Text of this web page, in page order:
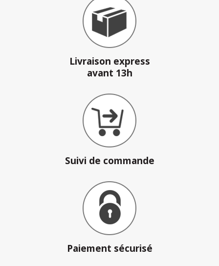
Livraison express
avant 13h
Suivi de commande
Paiement sécurisé